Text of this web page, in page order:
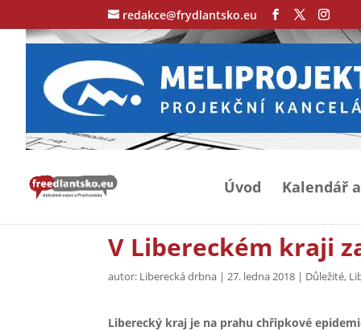
redakce@frydlantsko.eu
Úvod Kalendář
V Libereckém kraji
autor: Liberecká drbna |27. ledna 2018 | Důležité,
Liberecký kraj je na prahu chřipkové